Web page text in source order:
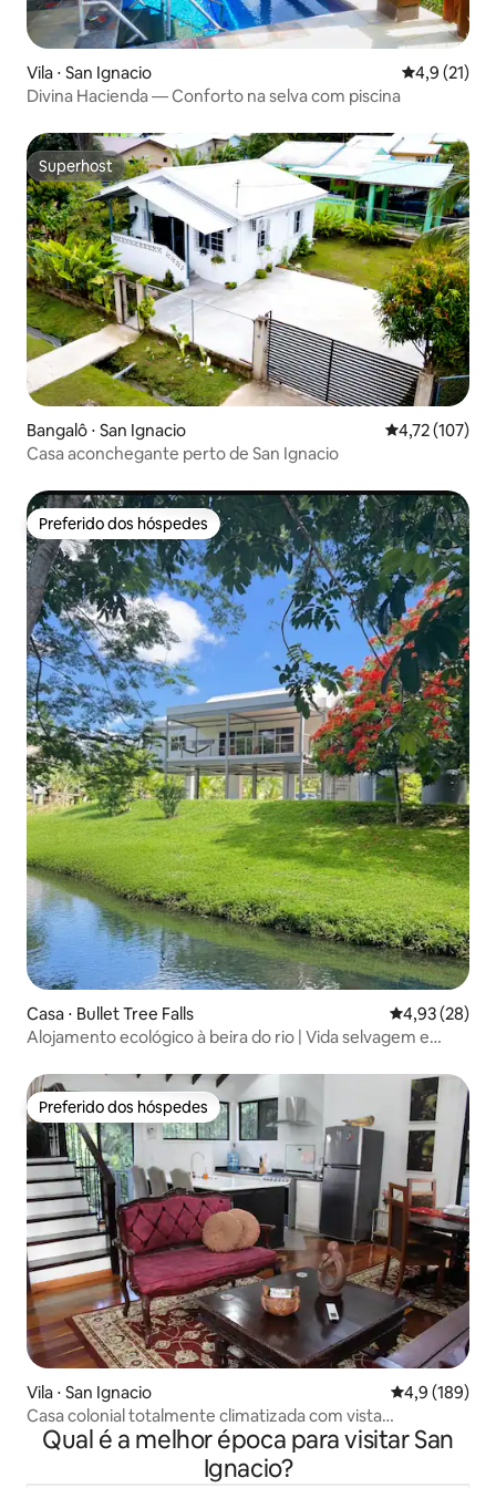
Vila ⋅ San Ignacio 4,9 de uma
4,9 (21)
Divina Hacienda — Conforto na selva com piscina
Superhost
Superhost
Bangalô ⋅ San Ignacio 4,72 de uma
4,72 (107)
Casa aconchegante perto de San Ignacio
Preferido dos hóspedes
Preferido dos hóspedes
Casa ⋅ Bullet Tree Falls 4,93 de uma
4,93 (28)
Alojamento ecológico à beira do rio | Vida selvagem e
Preferido dos hóspedes
Preferido dos hóspedes
Vila ⋅ San Ignacio 4,9 de uma
4,9 (189)
Casa colonial totalmente climatizada com vista
espetacular.
Qual é a melhor época para visitar San
Ignacio?